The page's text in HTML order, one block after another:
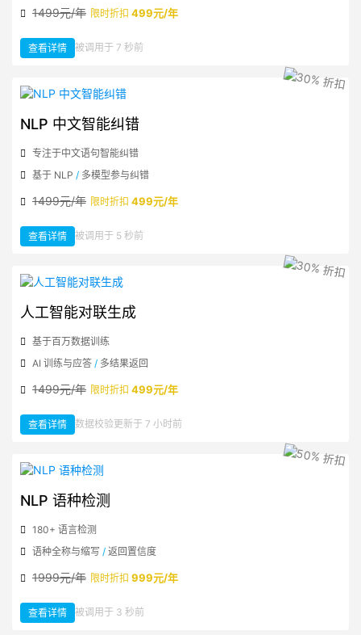
1499元/年 限时折扣 499元/年
查看详情 ：
NLP
义
相
似
检
测
被调用于 7 秒前
NLP 中文智能纠错
专注于中文语句智能纠错
基于 NLP / 多模型参与纠错
1499元/年 限时折扣 499元/年
查看详情 ：
NLP
能
纠
错
被调用于 5 秒前
人工智能对联生成
基于百万数据训练
AI 训练与应答 / 多结果返回
1499元/年 限时折扣 499元/年
查看详情 ：
人
对
联
生
数据校验更新于 7 小时前
NLP 语种检测
180+ 语言检测
语种全称与缩写 / 返回置信度
1999元/年 限时折扣 999元/年
查看详情 ：
NLP
被调用于 3 秒前